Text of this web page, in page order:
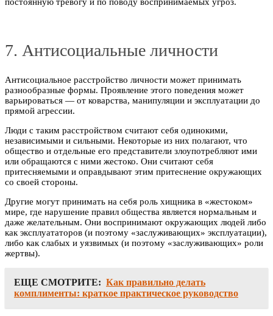
7. Антисоциальные личности
Антисоциальное расстройство личности может принимать
разнообразные формы. Проявление этого поведения может
варьироваться — от коварства, манипуляции и эксплуатации до
прямой агрессии.
Люди с таким расстройством считают себя одинокими,
независимыми и сильными. Некоторые из них полагают, что
общество и отдельные его представители злоупотребляют ими
или обращаются с ними жестоко. Они считают себя
притесняемыми и оправдывают этим притеснение окружающих
со своей стороны.
Другие могут принимать на себя роль хищника в «жестоком»
мире, где нарушение правил общества является нормальным и
даже желательным. Они воспринимают окружающих людей либо
как эксплуататоров (и поэтому «заслуживающих» эксплуатации),
либо как слабых и уязвимых (и поэтому «заслуживающих» роли
жертвы).
ЕЩЕ СМОТРИТЕ: Как правильно делать
комплименты: краткое практическое руководство